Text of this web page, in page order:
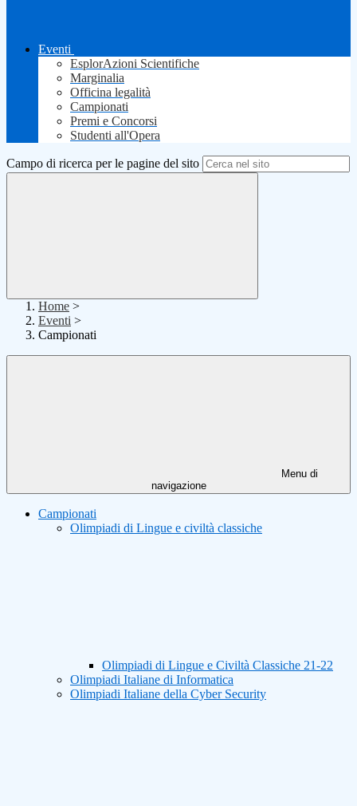
Eventi
EsplorAzioni Scientifiche
Marginalia
Officina legalità
Campionati
Premi e Concorsi
Studenti all'Opera
Campo di ricerca per le pagine del sito
Home >
Eventi >
Campionati
Menu di
navigazione
Campionati
Olimpiadi di Lingue e civiltà classiche
Olimpiadi di Lingue e Civiltà Classiche 21-22
Olimpiadi Italiane di Informatica
Olimpiadi Italiane della Cyber Security